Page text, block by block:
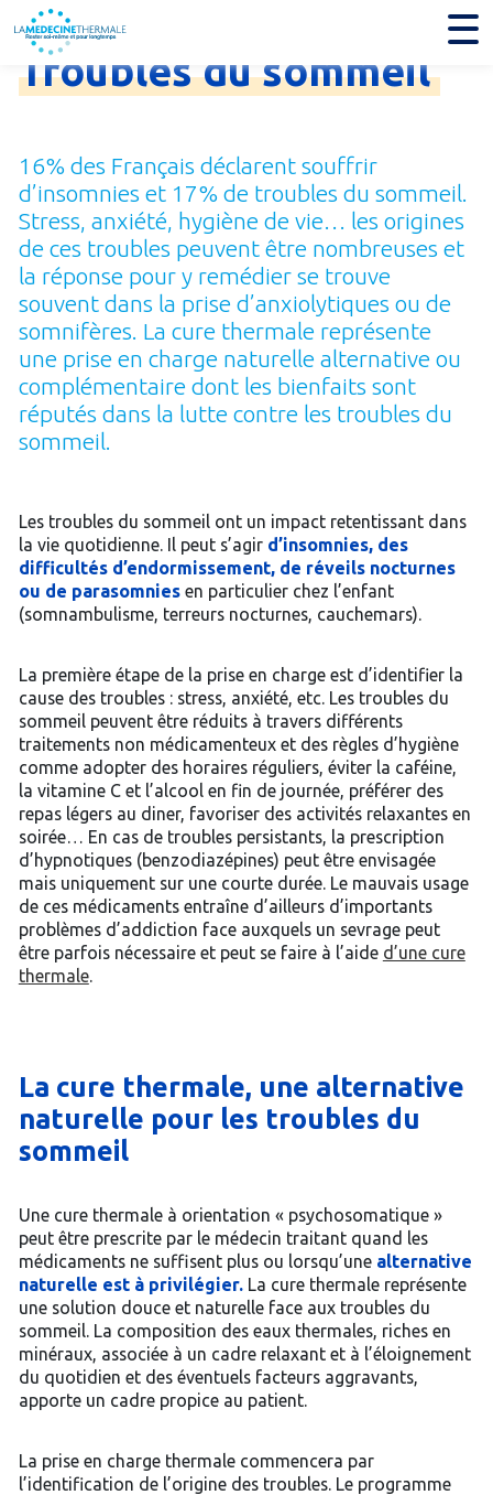
Je trouve mon établissement thermal
Troublesdusommeil
16% des Français déclarent souffrir
d’insomnies et 17% de troubles du sommeil.
Stress, anxiété, hygiène de vie… les origines
de ces troubles peuvent être nombreuses et
la réponse pour y remédier se trouve
souvent dans la prise d’anxiolytiques ou de
somnifères. La cure thermale représente
une prise en charge naturelle alternative ou
complémentaire dont les bienfaits sont
réputés dans la lutte contre les troubles du
sommeil.
Les troubles du sommeil ont un impact retentissant dans
la vie quotidienne. Il peut s’agir d’insomnies, des
difficultés d’endormissement, de réveils nocturnes
ou de parasomnies en particulier chez l’enfant
(somnambulisme, terreurs nocturnes, cauchemars).
La première étape de la prise en charge est d’identifier la
cause des troubles : stress, anxiété, etc. Les troubles du
sommeil peuvent être réduits à travers différents
traitements non médicamenteux et des règles d’hygiène
comme adopter des horaires réguliers, éviter la caféine,
la vitamine C et l’alcool en fin de journée, préférer des
repas légers au diner, favoriser des activités relaxantes en
soirée… En cas de troubles persistants, la prescription
d’hypnotiques (benzodiazépines) peut être envisagée
mais uniquement sur une courte durée. Le mauvais usage
de ces médicaments entraîne d’ailleurs d’importants
problèmes d’addiction face auxquels un sevrage peut
être parfois nécessaire et peut se faire à l’aide d’une cure
thermale.
La cure thermale, une alternative
naturelle pour les troubles du
sommeil
Une cure thermale à orientation « psychosomatique »
peut être prescrite par le médecin traitant quand les
médicaments ne suffisent plus ou lorsqu’une alternative
naturelle est à privilégier.La cure thermale représente
une solution douce et naturelle face aux troubles du
sommeil. La composition des eaux thermales, riches en
minéraux, associée à un cadre relaxant et à l’éloignement
du quotidien et des éventuels facteurs aggravants,
apporte un cadre propice au patient.
La prise en charge thermale commencera par
l’identification de l’origine des troubles. Le programme